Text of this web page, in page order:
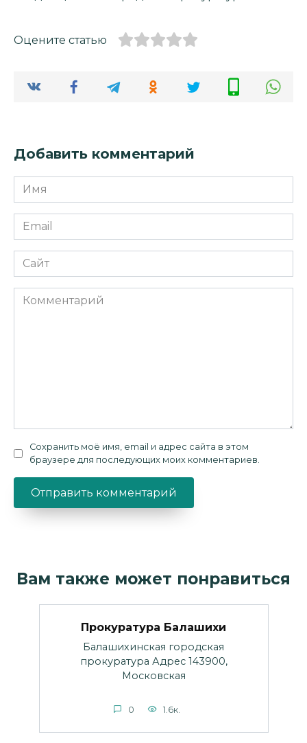
Оцените статью
Добавить комментарий
Имя
*
Email
*
Сайт
Комментарий
Сохранить моё имя, email и адрес сайта в этом
браузере для последующих моих комментариев.
Вам также может понравиться
Прокуратура Балашихи
Балашихинская городская
прокуратура Адрес 143900,
Московская
0 1.6к.